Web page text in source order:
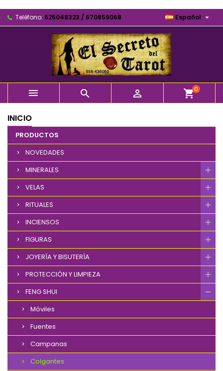
Teléfono: 625048323 / 670859068 Español 
   shopping_cart0
INICIO
PRODUCTOS
NOVEDADES
MINERALES
VELAS
RITUALES
INCIENSOS
FIGURAS
JOYERÍA Y BISUTERÍA
PROTECCIÓN Y LIMPIEZA
FENG SHUI
Móviles
Fuentes
Campanas
Colgantes